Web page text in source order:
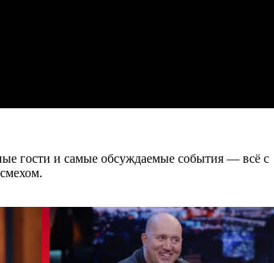
гости и самые обсуждаемые события — всё с